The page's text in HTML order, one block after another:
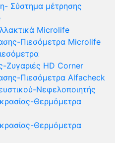
Σύστημα μέτρησης
Microlife
Πιεσόμετρα Microlife
Ζυγαριές HD Corner
Πιεσόμετρα Alfacheck
Νεφελοποιητής
Θερμόμετρα
Θερμόμετρα